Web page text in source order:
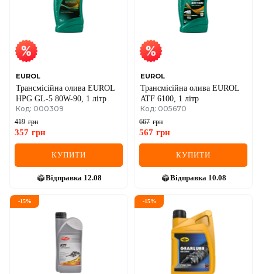
EUROL
Трансмісійна олива EUROL
HPG GL-5 80W-90, 1 літр
Код: 000309
419 грн
357 грн
КУПИТИ
Відправка 12.08
EUROL
Трансмісійна олива EUROL
ATF 6100, 1 літр
Код: 005670
667 грн
567 грн
КУПИТИ
Відправка 10.08
-15% -15%